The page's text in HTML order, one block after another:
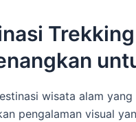
wisata alam
pengalaman visual